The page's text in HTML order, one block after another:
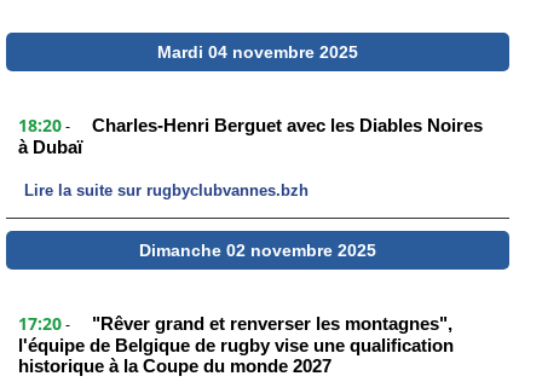
Mardi 04 novembre 2025
18:20 -
Charles-Henri Berguet avec les Diables Noires
à Dubaï
Lire la suite sur rugbyclubvannes.bzh
Dimanche 02 novembre 2025
17:20 -
"Rêver grand et renverser les montagnes",
l'équipe de Belgique de rugby vise une qualification
historique à la Coupe du monde 2027